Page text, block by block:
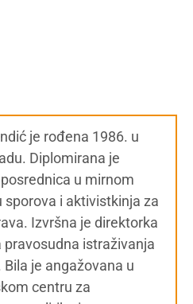
je rođena 1986. u
Diplomirana je
u mirnom
sporova i aktivistkinja za
Izvršna je direktorka
pravosudna istraživanja
Bila je angažovana u
centru za